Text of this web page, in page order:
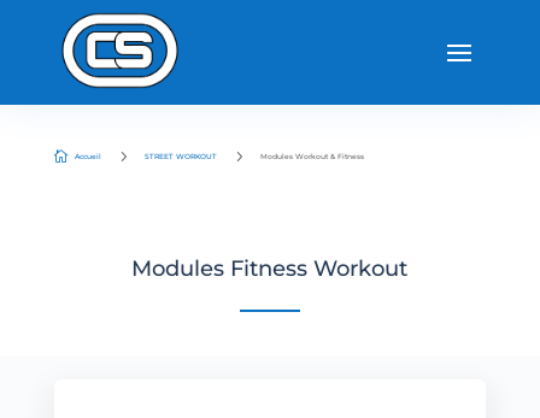
 Accueil 5 STREET WORKOUT 5 Modules Workout & Fitness
Modules Fitness Workout